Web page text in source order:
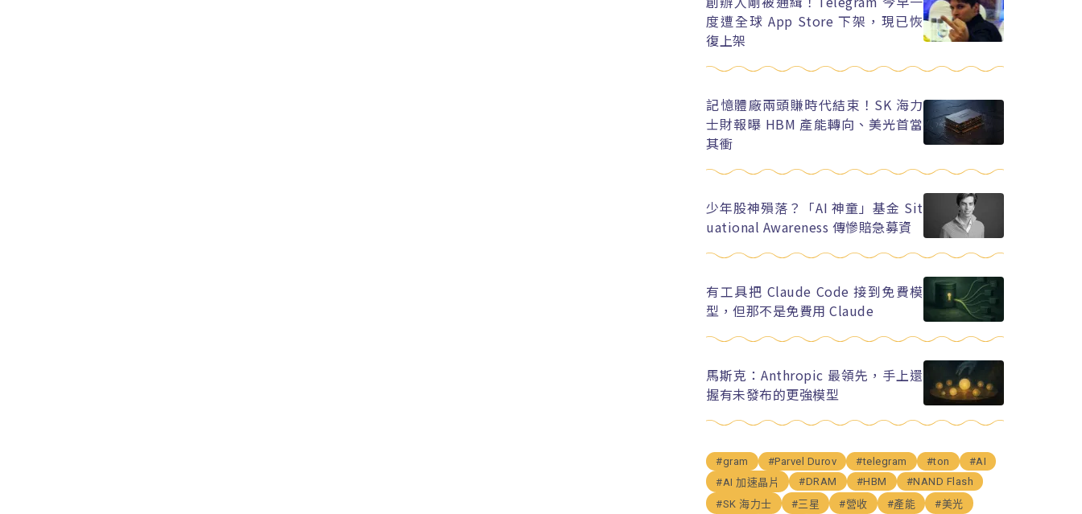
度遭全球 App Store 下架，現已恢
復上架
記憶體廠兩頭賺時代結束！SK 海力
士財報曝 HBM 產能轉向、美光首當
其衝
少年股神殞落？「AI 神童」基金 Sit
uational Awareness 傳慘賠急募資
有工具把 Claude Code 接到免費模
型，但那不是免費用 Claude
馬斯克：Anthropic 最領先，手上還
握有未發布的更強模型
#gram #Parvel Durov #telegram #ton
#AI
#AI 加速晶片
#DRAM #HBM
#NAND Flash
#SK 海力士
#三星 #營收 #產能
#美光